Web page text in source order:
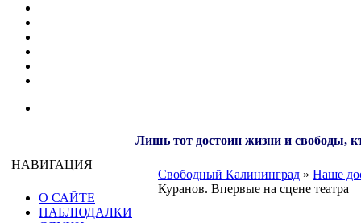
Лишь тот достоин жизни и свободы,
НАВИГАЦИЯ
О САЙТЕ
НАБЛЮДАЛКИ
Свободный Калининград » Наше
Куранов. Впервые на сцене театра